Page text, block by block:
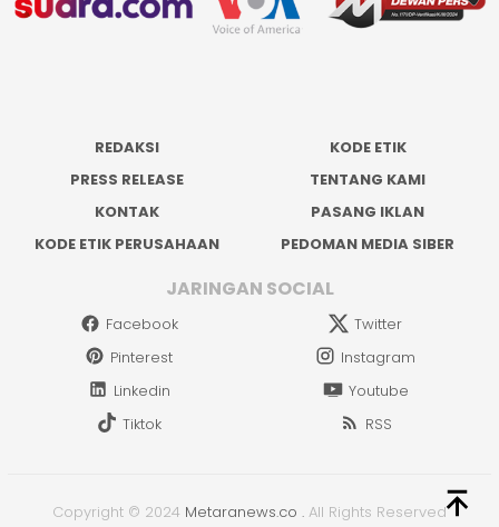
REDAKSI
KODE ETIK
PRESS RELEASE
TENTANG KAMI
KONTAK
PASANG IKLAN
KODE ETIK PERUSAHAAN
PEDOMAN MEDIA SIBER
JARINGAN SOCIAL
Facebook
Twitter
Pinterest
Instagram
Linkedin
Youtube
Tiktok
RSS
Copyright © 2024 Metaranews.co . All Rights Reserved